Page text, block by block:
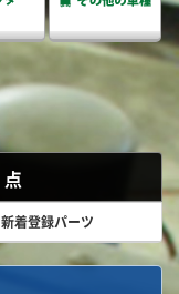
点
新着登録パーツ